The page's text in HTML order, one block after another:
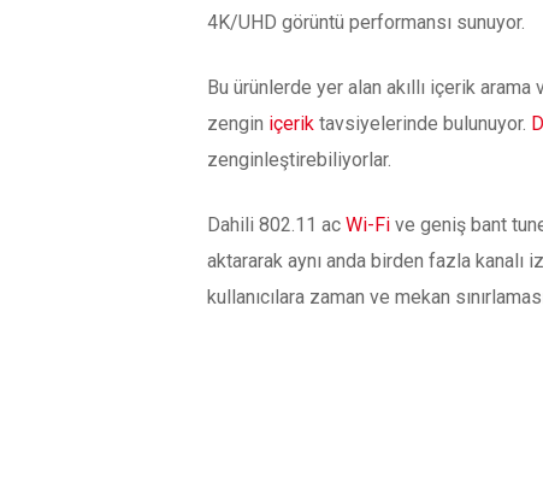
4K/UHD görüntü performansı sunuyor.
Bu ürünlerde yer alan akıllı içerik
zengin içerik tavsiyelerinde bulunuyor.
zenginleştirebiliyorlar.
Dahili 802.11 ac Wi-Fi ve geniş bant
aktararak aynı anda birden fazla kanalı
kullanıcılara zaman ve mekan